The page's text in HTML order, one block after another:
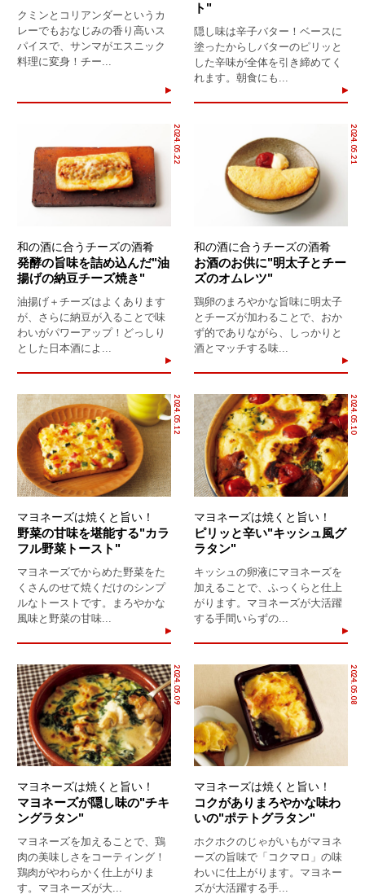
クミンとコリアンダーというカ
レーでもおなじみの香り高いス
パイスで、サンマがエスニック
料理に変身！チー...
ト"
隠し味は辛子バター！ベースに
塗ったからしバターのピリッと
した辛味が全体を引き締めてく
れます。朝食にも...
2024.05.22
和の酒に合うチーズの酒肴
発酵の旨味を詰め込んだ"油
揚げの納豆チーズ焼き"
油揚げ＋チーズはよくあります
が、さらに納豆が入ることで味
わいがパワーアップ！どっしり
とした日本酒によ...
2024.05.21
和の酒に合うチーズの酒肴
お酒のお供に"明太子とチー
ズのオムレツ"
鶏卵のまろやかな旨味に明太子
とチーズが加わることで、おか
ず的でありながら、しっかりと
酒とマッチする味...
2024.05.12
マヨネーズは焼くと旨い！
野菜の甘味を堪能する"カラ
フル野菜トースト"
マヨネーズでからめた野菜をた
くさんのせて焼くだけのシンプ
ルなトーストです。まろやかな
風味と野菜の甘味...
2024.05.10
マヨネーズは焼くと旨い！
ピリッと辛い"キッシュ風グ
ラタン"
キッシュの卵液にマヨネーズを
加えることで、ふっくらと仕上
がります。マヨネーズが大活躍
する手間いらずの...
2024.05.09
マヨネーズは焼くと旨い！
マヨネーズが隠し味の"チキ
ングラタン"
マヨネーズを加えることで、鶏
肉の美味しさをコーティング！
鶏肉がやわらかく仕上がりま
す。マヨネーズが大...
2024.05.08
マヨネーズは焼くと旨い！
コクがありまろやかな味わ
いの"ポテトグラタン"
ホクホクのじゃがいもがマヨネ
ーズの旨味で「コクマロ」の味
わいに仕上がります。マヨネー
ズが大活躍する手...